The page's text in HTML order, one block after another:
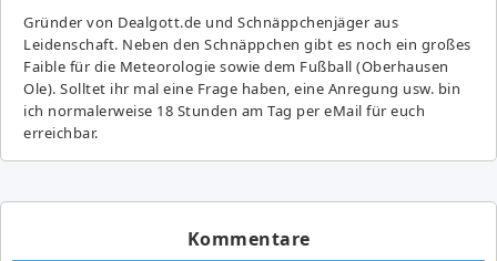
Gründer von Dealgott.de und Schnäppchenjäger aus
Leidenschaft. Neben den Schnäppchen gibt es noch ein großes
Fai­ble für die Meteorologie sowie dem Fußball (Oberhausen
Ole). Solltet ihr mal eine Frage haben, eine Anregung usw. bin
ich normalerweise 18 Stunden am Tag per eMail für euch
erreichbar.
Kommentare